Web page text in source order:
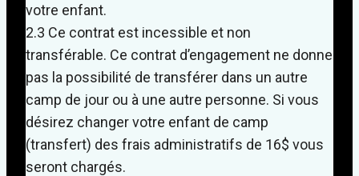
votre enfant.
2.3 Ce contrat est incessible et non
transférable. Ce contrat d’engagement ne donne
pas la possibilité de transférer dans un autre
camp de jour ou à une autre personne. Si vous
désirez changer votre enfant de camp
(transfert) des frais administratifs de 16$ vous
seront chargés.